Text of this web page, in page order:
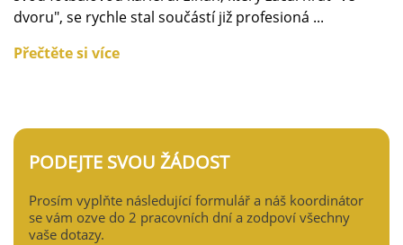
dvoru", se rychle stal součástí již profesioná ...
Přečtěte si více
PODEJTE SVOU ŽÁDOST
Prosím vyplňte následující formulář a náš koordinátor
se vám ozve do 2 pracovních dní a zodpoví všechny
vaše dotazy.